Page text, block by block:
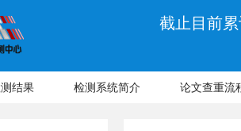
截止目前
结果 检测系统简介 论文查重流